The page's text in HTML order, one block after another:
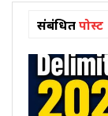
संबंधितपोस्ट